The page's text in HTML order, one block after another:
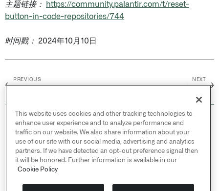
主题链接：
https://community.palantir.com/t/reset-
button-in-code-repositories/744
时间戳： 2024年10月10日
←
PREVIOUS NEXT
→
© 2026 Palantir Technologies Inc. All rights
reserved.
Cookies Statement ↗
Privacy Statement ↗
Terms of Use ↗
Do Not Sell or Share My Personal Information
This website uses cookies and other tracking technologies to
enhance user experience and to analyze performance and
traffic on our website. We also share information about your
use of our site with our social media, advertising and analytics
partners. If we have detected an opt-out preference signal then
it will be honored. Further information is available in our
Cookie Policy